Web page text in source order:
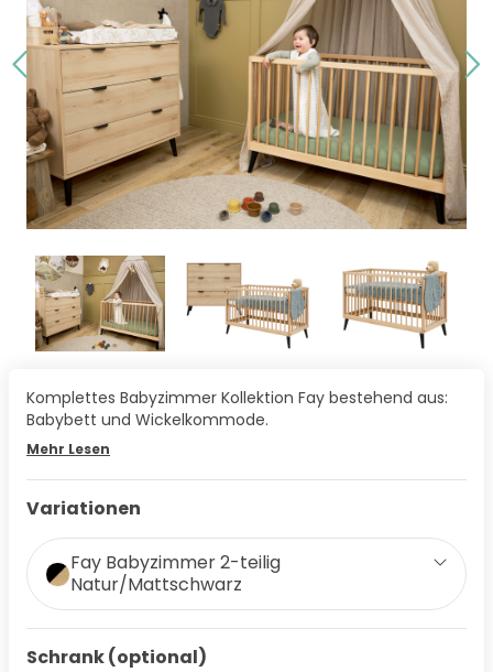
Komplettes Babyzimmer Kollektion Fay bestehend aus:
Babybett und Wickelkommode.
Mehr Lesen
Variationen
Fay Babyzimmer 2-teilig
Natur/Mattschwarz
Schrank (optional)